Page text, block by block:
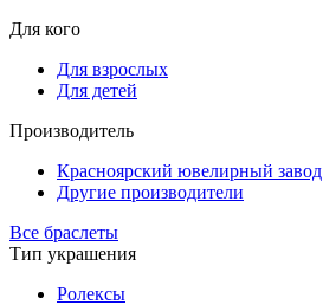
Для кого
Для взрослых
Для детей
Производитель
Красноярский ювелирный завод
Другие производители
Все браслеты
Тип украшения
Ролексы